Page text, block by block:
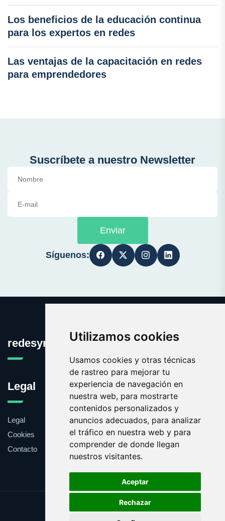
Utilizamos cookies
Usamos cookies y otras técnicas
de rastreo para mejorar tu
experiencia de navegación en
nuestra web, para mostrarte
contenidos personalizados y
anuncios adecuados, para analizar
el tráfico en nuestra web y para
comprender de donde llegan
nuestros visitantes.
Aceptar
Rechazar
Los beneficios de la educación continua
para los expertos en redes
Las ventajas de la capacitación en redes
para emprendedores
Suscríbete a nuestro Newsletter
Enviar
Síguenos:
redesymantenimiento.com
Legal
Legal
Cookies
Contacto
Update cookies preferences